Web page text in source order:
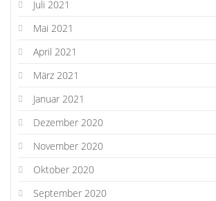
Juli 2021
Mai 2021
April 2021
März 2021
Januar 2021
Dezember 2020
November 2020
Oktober 2020
September 2020